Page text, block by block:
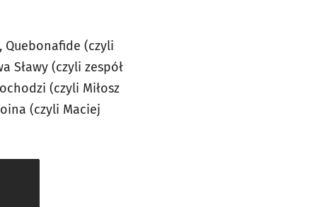
Quebonafide (czyli
Sławy (czyli zespół
(czyli Miłosz
(czyli Maciej